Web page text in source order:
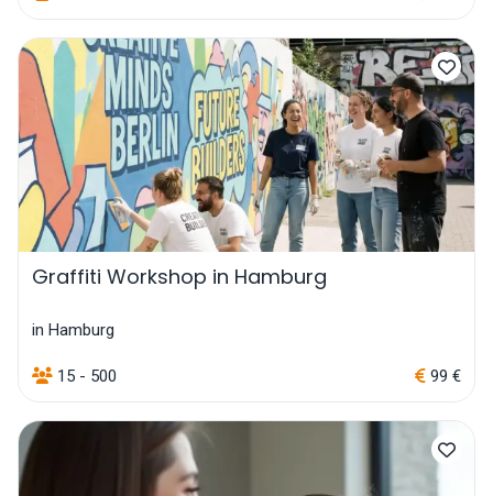
Graffiti Workshop in Hamburg
in Hamburg
15 - 500 99 €